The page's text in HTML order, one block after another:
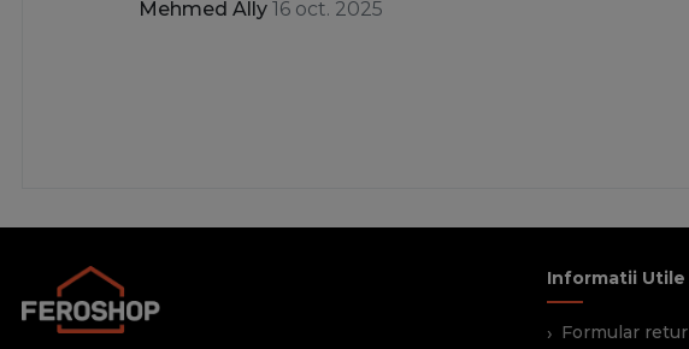
Mehmed Ally 16 oct. 2025
Informatii Utile
Formular retur